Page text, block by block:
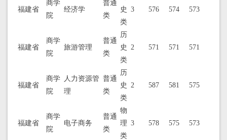
福建省
商学
院
经济学
普通
类
史
类
3 576 574 573
福建省
商学
院
旅游管理
普通
类
历
史
类
2 571 571 571
福建省
商学
院
人力资源管
理
普通
类
历
史
类
2 587 581 575
福建省
商学
院
电子商务
普通
类
物
理
类
3 578 575 573